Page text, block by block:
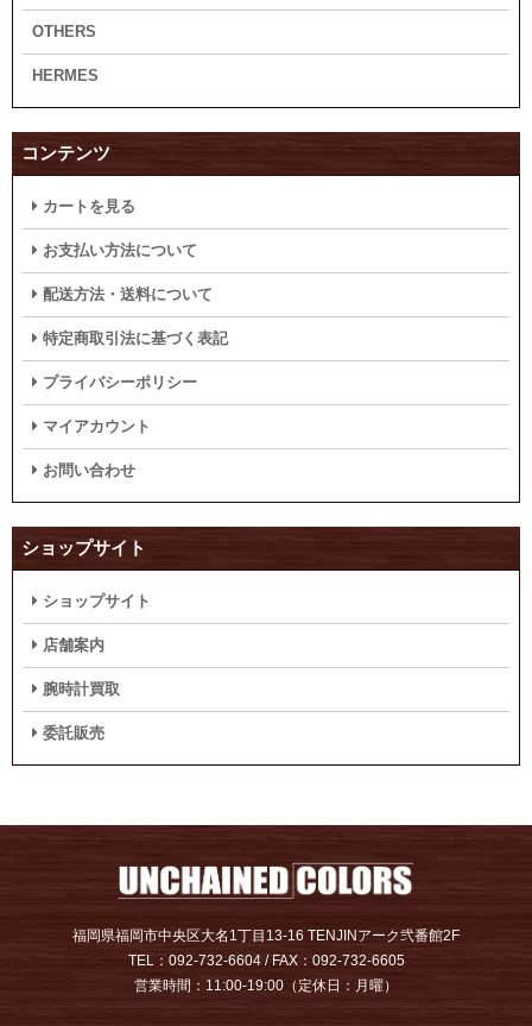
OTHERS
HERMES
コンテンツ
カートを見る
お支払い方法について
配送方法・送料について
特定商取引法に基づく表記
プライバシーポリシー
マイアカウント
お問い合わせ
ショップサイト
ショップサイト
店舗案内
腕時計買取
委託販売
福岡県福岡市中央区大名1丁目13-16 TENJINアーク弐番館2F
TEL：092-732-6604 / FAX：092-732-6605
営業時間：11:00-19:00（定休日：月曜）